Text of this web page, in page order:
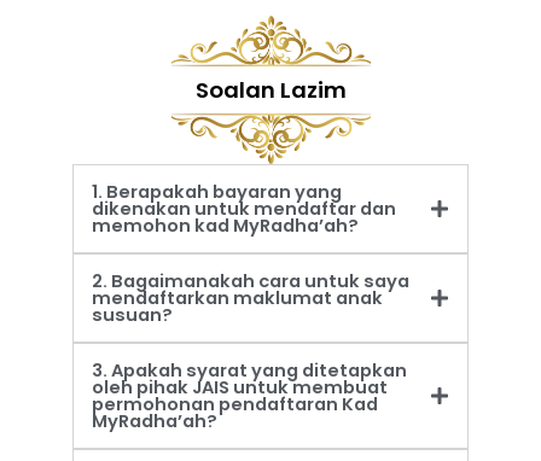
Soalan Lazim
1. Berapakah bayaran yang
dikenakan untuk mendaftar dan
memohon kad MyRadha’ah?
2. Bagaimanakah cara untuk saya
mendaftarkan maklumat anak
susuan?
3. Apakah syarat yang ditetapkan
oleh pihak JAIS untuk membuat
permohonan pendaftaran Kad
MyRadha’ah?